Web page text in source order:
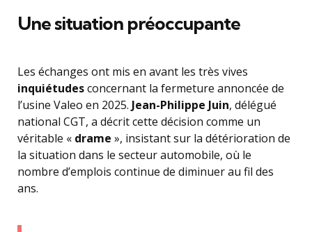
Une situation préoccupante
Les échanges ont mis en avant les très vives
inquiétudesconcernant la fermeture annoncée de
l’usine Valeo en 2025. Jean-Philippe Juin, délégué
national CGT, a décrit cette décision comme un
véritable « drame », insistant sur la détérioration de
la situation dans le secteur automobile, où le
nombre d’emplois continue de diminuer au fil des
ans.